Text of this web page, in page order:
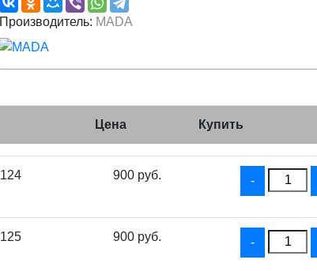
Производитель: MADA
Цена Купить
124 900 руб.
125 900 руб.